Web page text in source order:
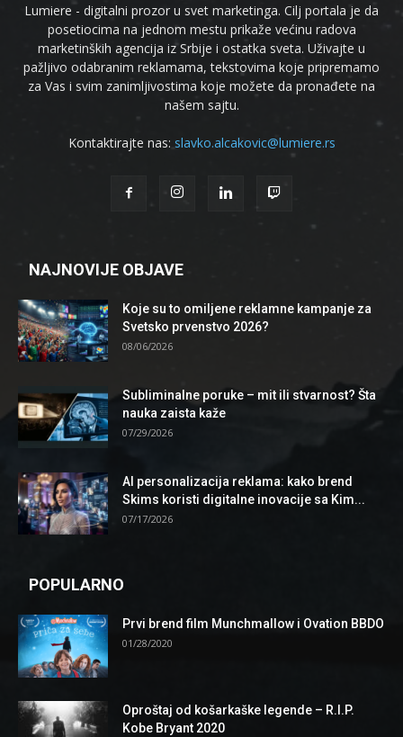
Lumiere - digitalni prozor u svet marketinga. Cilj portala je da
posetiocima na jednom mestu prikaže većinu radova
marketinških agencija iz Srbije i ostatka sveta. Uživajte u
pažljivo odabranim reklamama, tekstovima koje pripremamo
za Vas i svim zanimljivostima koje možete da pronađete na
našem sajtu.
Kontaktirajte nas: slavko.alcakovic@lumiere.rs
NAJNOVIJE OBJAVE
Koje su to omiljene reklamne kampanje za
Svetsko prvenstvo 2026?
08/06/2026
Subliminalne poruke – mit ili stvarnost? Šta
nauka zaista kaže
07/29/2026
AI personalizacija reklama: kako brend
Skims koristi digitalne inovacije sa Kim...
07/17/2026
POPULARNO
Prvi brend film Munchmallow i Ovation BBDO
01/28/2020
Oproštaj od košarkaške legende – R.I.P.
Kobe Bryant 2020